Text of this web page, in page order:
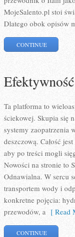
MojeSalento.pl stoi
Dlatego obok opisów
CONTINUE
Ta platforma to
ściekowej. Skupia się
systemy zaopatrzenia
deszczową. Całość
aby po treści mogli
Nowości na stronie to
Odnawialna. W sercu
transportem wody i
konkretne pojęcia:
przewodów, a [ Read
CONTINUE